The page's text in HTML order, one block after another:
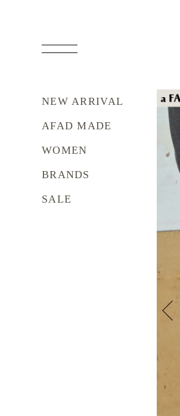
NEW ARRIVAL
AFAD MADE
WOMEN
BRANDS
SALE